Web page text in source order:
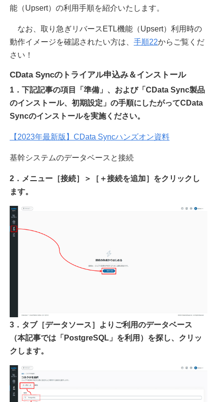
能（Upsert）の利用手順を紹介いたします。
なお、取り急ぎリバースETL機能（Upsert）利用時の
動作イメージを確認されたい方は、 手順22からご覧くだ
さい！
CData Syncのトライアル申込み＆インストール
1．下記記事の項目「準備」、および「CData Sync製品
のインストール、初期設定」の手順にしたがってCData
Syncのインストールを実施ください。
【2023年最新版】CData Syncハンズオン資料
基幹システムのデータベースと接続
2．メニュー［接続］＞［＋接続を追加］をクリックし
ます。
3．タブ［データソース］よりご利用のデータベース
（本記事では「PostgreSQL」を利用）を探し、クリッ
クします。